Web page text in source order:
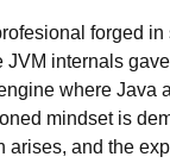
forged
JVM internals
where Java
mindset is
arises, and the